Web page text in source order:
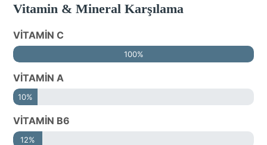
Vitamin & Mineral Karşılama
VİTAMİN C
100%
VİTAMİN A
10%
VİTAMİN B6
12%